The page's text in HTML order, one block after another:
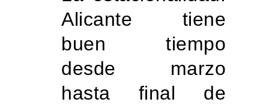
Alicante tiene
buen tiempo
desde marzo
hasta final de